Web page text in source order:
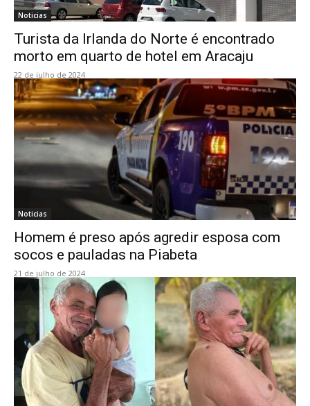
Noticias
Turista da Irlanda do Norte é encontrado
morto em quarto de hotel em Aracaju
22 de julho de 2024
Noticias
Homem é preso após agredir esposa com
socos e pauladas na Piabeta
21 de julho de 2024